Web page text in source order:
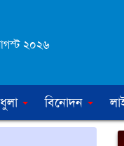
২০২৬
বিনোদন